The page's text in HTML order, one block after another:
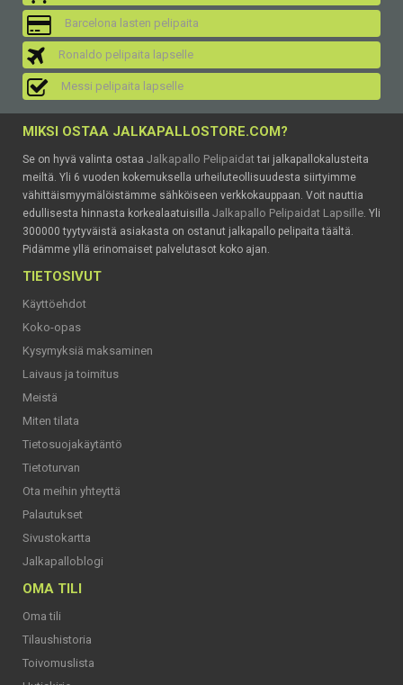
Barcelona lasten pelipaita
Ronaldo pelipaita lapselle
Messi pelipaita lapselle
MIKSI OSTAA JALKAPALLOSTORE.COM?
Se on hyvä valinta ostaa Jalkapallo Pelipaidattai jalkapallokalusteita
meiltä. Yli 6 vuoden kokemuksella urheiluteollisuudesta siirtyimme
vähittäismyymälöistämme sähköiseen verkkokauppaan. Voit nauttia
edullisesta hinnasta korkealaatuisilla Jalkapallo Pelipaidat Lapsille. Yli
300000 tyytyväistä asiakasta on ostanut jalkapallo pelipaita täältä.
Pidämme yllä erinomaiset palvelutasot koko ajan.
TIETOSIVUT
Käyttöehdot
Koko-opas
Kysymyksiä maksaminen
Laivaus ja toimitus
Meistä
Miten tilata
Tietosuojakäytäntö
Tietoturvan
Ota meihin yhteyttä
Palautukset
Sivustokartta
Jalkapalloblogi
OMA TILI
Oma tili
Tilaushistoria
Toivomuslista